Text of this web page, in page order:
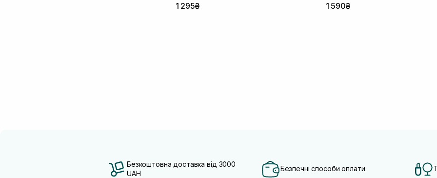
1 295₴ 1 590₴
Безкоштовна доставка від 3000
UAH
Безпечні способи оплати